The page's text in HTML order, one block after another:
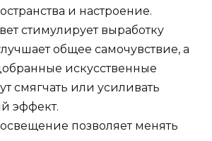
и настроение.
стимулирует выработку
общее самочувствие, а
искусственные
смягчать или усиливать
эффект.
позволяет менять